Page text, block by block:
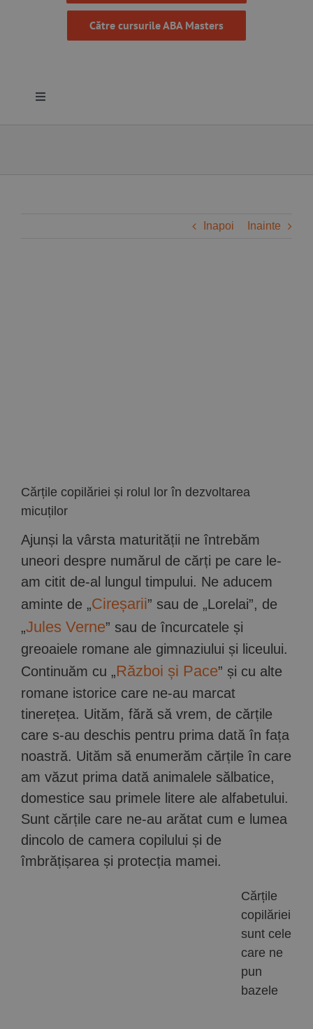
Către cursurile ABA Masters
Toggle
Inapoi Inainte
Cărțile copilăriei și rolul lor în dezvoltarea
micuților
Ajunși la vârsta maturității ne întrebăm
uneori despre numărul de cărți pe care le-
am citit de-al lungul timpului. Ne aducem
aminte de „Cireșarii” sau de „Lorelai”, de
„Jules Verne” sau de încurcatele și
greoaiele romane ale gimnaziului și liceului.
Continuăm cu „Război și Pace” și cu alte
romane istorice care ne-au marcat
tinerețea. Uităm, fără să vrem, de cărțile
care s-au deschis pentru prima dată în fața
noastră. Uităm să enumerăm cărțile în care
am văzut prima dată animalele sălbatice,
domestice sau primele litere ale alfabetului.
Sunt cărțile care ne-au arătat cum e lumea
dincolo de camera copilului și de
îmbrățișarea și protecția mamei.
Cărțile
copilăriei
sunt cele
care ne
pun
bazele